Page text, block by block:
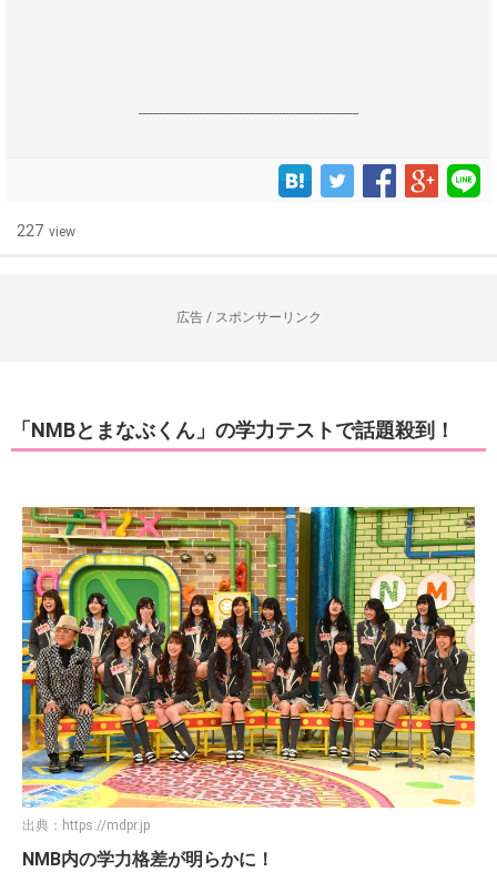
------------------------------------------------------------------
227 view
広告 / スポンサーリンク
「NMBとまなぶくん」の学力テストで話題殺到！
出典： https://mdpr.jp
NMB内の学力格差が明らかに！